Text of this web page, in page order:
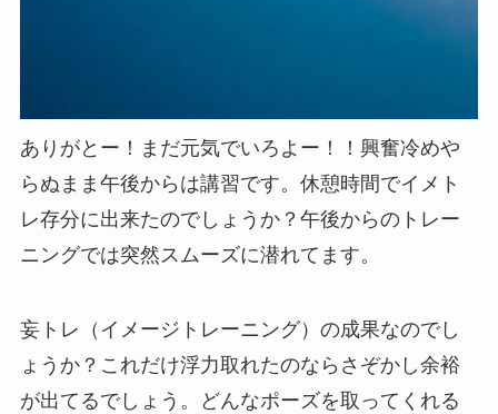
ありがとー！まだ元気でいろよー！！興奮冷めや
らぬまま午後からは講習です。休憩時間でイメト
レ存分に出来たのでしょうか？午後からのトレー
ニングでは突然スムーズに潜れてます。
妄トレ（イメージトレーニング）の成果なのでし
ょうか？これだけ浮力取れたのならさぞかし余裕
が出てるでしょう。どんなポーズを取ってくれる